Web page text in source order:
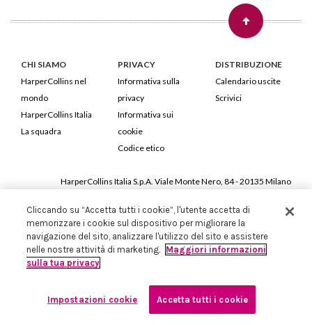
CHI SIAMO
HarperCollins nel
mondo
HarperCollins Italia
La squadra
PRIVACY
Informativa sulla
privacy
Informativa sui
cookie
Codice etico
DISTRIBUZIONE
Calendario uscite
Scrivici
HarperCollins Italia S.p.A. Viale Monte Nero, 84 - 20135 Milano
Iscritta in Milano al Registro delle imprese nr.198004 e REA nr.1051898
Cliccando su “Accetta tutti i cookie”, l'utente accetta di
memorizzare i cookie sul dispositivo per migliorare la
navigazione del sito, analizzare l'utilizzo del sito e assistere
nelle nostre attività di marketing. Maggiori informazioni
sulla tua privacy
Impostazioni cookie Accetta tutti i cookie